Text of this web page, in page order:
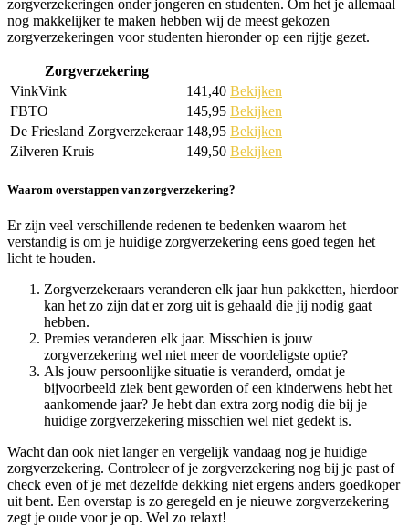
zorgverzekeringen onder jongeren en studenten. Om het je allemaal
nog makkelijker te maken hebben wij de meest gekozen
zorgverzekeringen voor studenten hieronder op een rijtje gezet.
Zorgverzekering
VinkVink
141,40 Bekijken
FBTO
145,95 Bekijken
De Friesland Zorgverzekeraar 148,95 Bekijken
Zilveren Kruis
149,50 Bekijken
Waarom overstappen van zorgverzekering?
Er zijn veel verschillende redenen te bedenken waarom het
verstandig is om je huidige zorgverzekering eens goed tegen het
licht te houden.
Zorgverzekeraars veranderen elk jaar hun pakketten, hierdoor
kan het zo zijn dat er zorg uit is gehaald die jij nodig gaat
hebben.
Premies veranderen elk jaar. Misschien is jouw
zorgverzekering wel niet meer de voordeligste optie?
Als jouw persoonlijke situatie is veranderd, omdat je
bijvoorbeeld ziek bent geworden of een kinderwens hebt het
aankomende jaar? Je hebt dan extra zorg nodig die bij je
huidige zorgverzekering misschien wel niet gedekt is.
Wacht dan ook niet langer en vergelijk vandaag nog je huidige
zorgverzekering. Controleer of je zorgverzekering nog bij je past of
check even of je met dezelfde dekking niet ergens anders goedkoper
uit bent. Een overstap is zo geregeld en je nieuwe zorgverzekering
zegt je oude voor je op. Wel zo relaxt!